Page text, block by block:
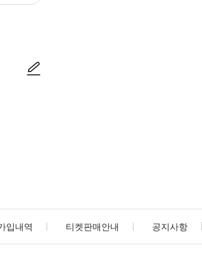
입내역 티켓판매안내 공지사항